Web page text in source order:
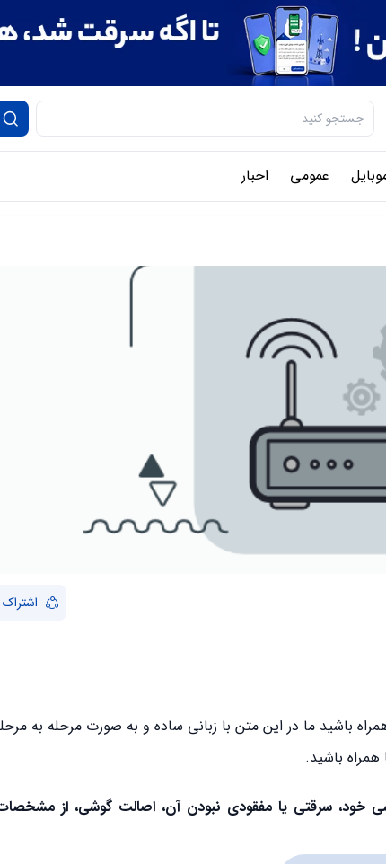
عمومی اخبار
باشید ما در این متن با زبانی ساده و به صورت مرحله به
همراه باشید.
خود، سرقتی یا مفقودی نبودن آن، اصالت گوشی، از